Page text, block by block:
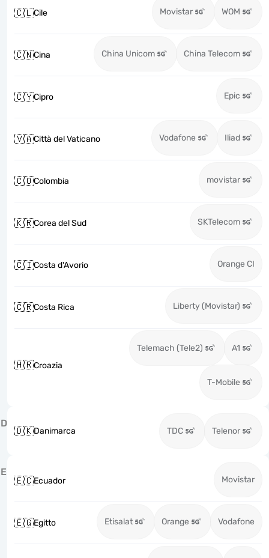
🇨🇱Cile Movistar WOM
🇨🇳Cina China Unicom China Telecom
🇨🇾Cipro Epic
🇻🇦Città del Vaticano Vodafone Iliad
🇨🇴Colombia movistar
🇰🇷Corea del Sud SKTelecom
🇨🇮Costa d'Avorio Orange CI
🇨🇷Costa Rica Liberty (Movistar)
🇭🇷Croazia
Telemach (Tele2) A1
T-Mobile
D
🇩🇰Danimarca TDC Telenor
E
🇪🇨Ecuador Movistar
🇪🇬Egitto Etisalat Orange Vodafone